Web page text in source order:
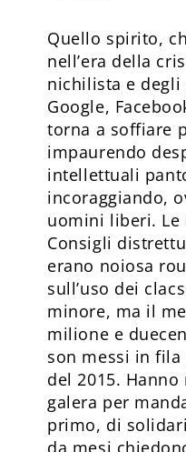
Quello spirito,
nell’era della
nichilista e
Google,
torna a soffiare
impaurendo
intellettuali
incoraggiando,
uomini liberi. Le
Consigli
erano noiosa
sull’uso dei
minore, ma il
milione e
son messi in
del 2015.
galera per
primo, di
da mesi